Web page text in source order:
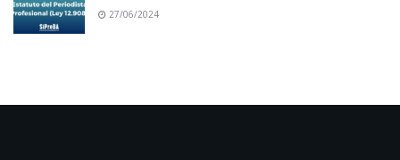
27/06/2024